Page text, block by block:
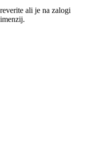
ali je na zalogi